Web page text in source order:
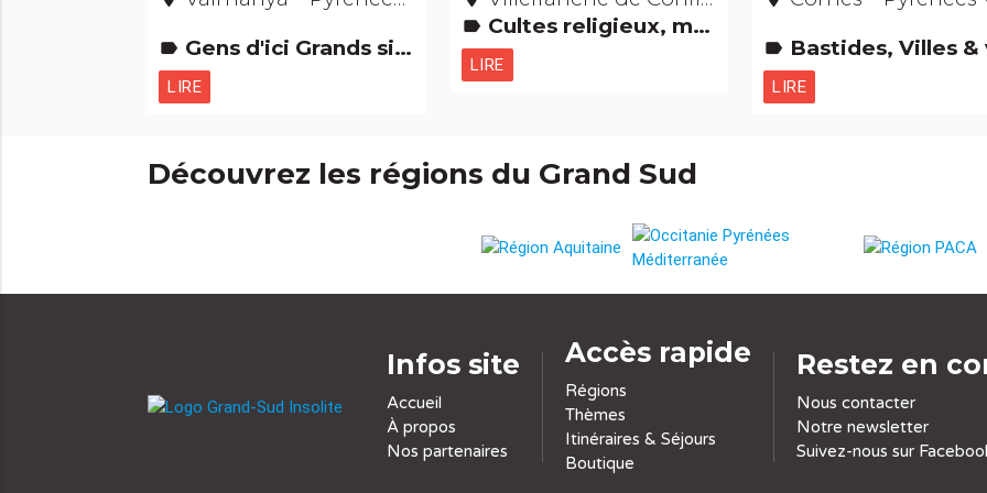
label Gens d'ici Grands sites
LIRE
label Cultes religieux, mystiques & païens Etonnant... non ? Fêtes & festivals, confréries
LIRE
label Bastides, Villes & villages Etonnant...
LIRE
Découvrez les régions du Grand Sud
Infos site
Accueil
À propos
Nos partenaires
Accès rapide
Régions
Thèmes
Itinéraires & Séjours
Boutique
Restez en
Nous contacter
Notre newsletter
Suivez-nous sur